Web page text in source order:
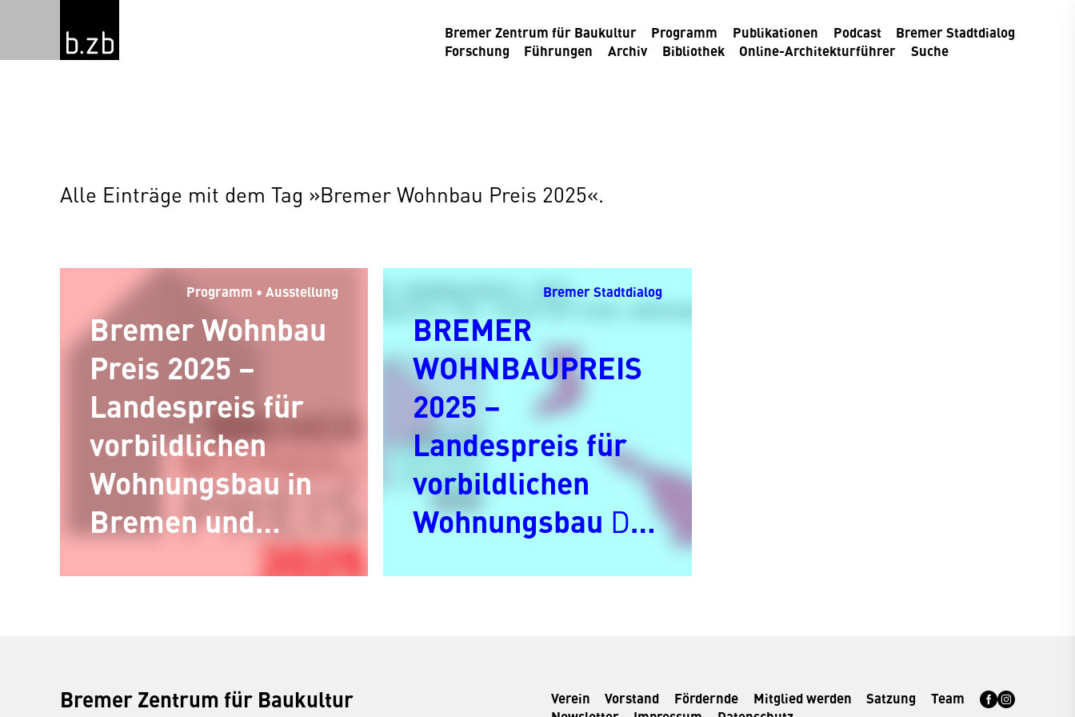
Bremer Zentrum für Baukultur Programm Publikationen Podcast
Bremer Stadtdialog
Forschung
Führungen Archiv Bibliothek Online-Architekturführer Suche
Alle Einträge mit dem Tag »Bremer Wohnbau Preis 2025«.
Programm • Ausstellung
Bremer Wohnbau
Preis 2025 –
Landespreis für
vorbildlichen
Wohnungsbau in
Bremen und
BremerhavenDie
Bremer Stadtdialog
BREMER
WOHNBAUPREIS
2025 –
Landespreis für
vorbildlichen
Wohnungsbau Der
Bremer Zentrum für Baukultur Verein Vorstand Fördernde Mitglied werden Satzung
Team